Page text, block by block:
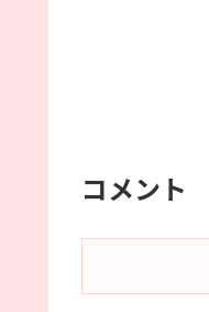
コメント